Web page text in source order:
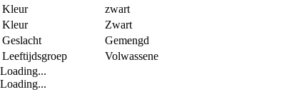
Kleur
zwart
Kleur
Zwart
Geslacht
Gemengd
Leeftijdsgroep
Volwassene
Loading...
Loading...